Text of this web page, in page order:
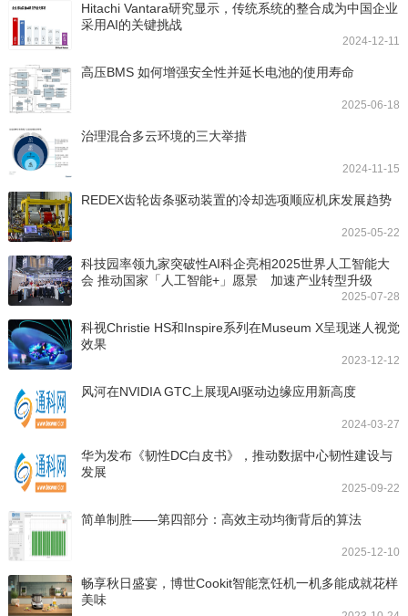
Hitachi Vantara研究显示，传统系统的整合成为中国企业
采用AI的关键挑战
2024-12-11
高压BMS 如何增强安全性并延长电池的使用寿命
2025-06-18
治理混合多云环境的三大举措
2024-11-15
REDEX齿轮齿条驱动装置的冷却选项顺应机床发展趋势
2025-05-22
科技园率领九家突破性AI科企亮相2025世界人工智能大
会 推动国家「人工智能+」愿景 加速产业转型升级
2025-07-28
科视Christie HS和Inspire系列在Museum X呈现迷人视觉
效果
2023-12-12
风河在NVIDIA GTC上展现AI驱动边缘应用新高度
2024-03-27
华为发布《韧性DC白皮书》，推动数据中心韧性建设与
发展
2025-09-22
简单制胜——第四部分：高效主动均衡背后的算法
2025-12-10
畅享秋日盛宴，博世Cookit智能烹饪机一机多能成就花样
美味